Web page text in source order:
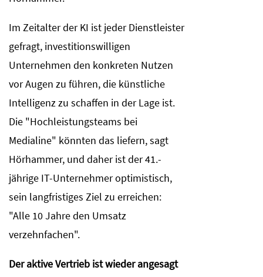
Im Zeitalter der KI ist jeder Dienstleister
gefragt, investitionswilligen
Unternehmen den konkreten Nutzen
vor Augen zu führen, die künstliche
Intelligenz zu schaffen in der Lage ist.
Die "Hochleistungsteams bei
Medialine" könnten das liefern, sagt
Hörhammer, und daher ist der 41.-
jährige IT-Unternehmer optimistisch,
sein langfristiges Ziel zu erreichen:
"Alle 10 Jahre den Umsatz
verzehnfachen".
Der aktive Vertrieb ist wieder angesagt